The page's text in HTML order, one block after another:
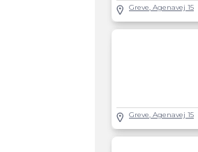
Greve, Agenavej 15
Greve, Agenavej 15